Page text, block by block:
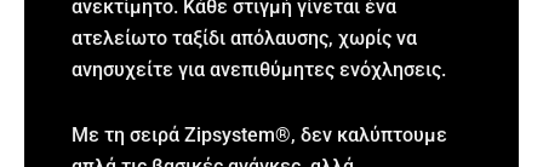
ανεκτίμητο. Κάθε στιγμή γίνεται ένα
ατελείωτο ταξίδι απόλαυσης, χωρίς να
ανησυχείτε για ανεπιθύμητες ενόχλησεις.
Με τη σειρά Zipsystem®, δεν καλύπτουμε